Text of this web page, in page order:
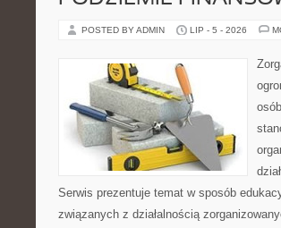
POSTED BY ADMIN LIP - 5 - 2026
Serwis prezentuje temat w sposób
związanych z działalnością